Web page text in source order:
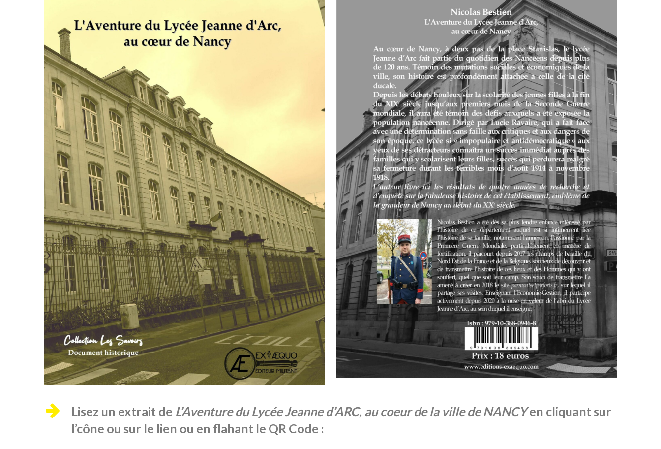
Lisez un extrait de L’Aventure du Lycée Jeanne d’ARC, au coeur de la ville de NANCYen cliquant sur
l’cône ou sur le lien ou en flahant le QR Code :